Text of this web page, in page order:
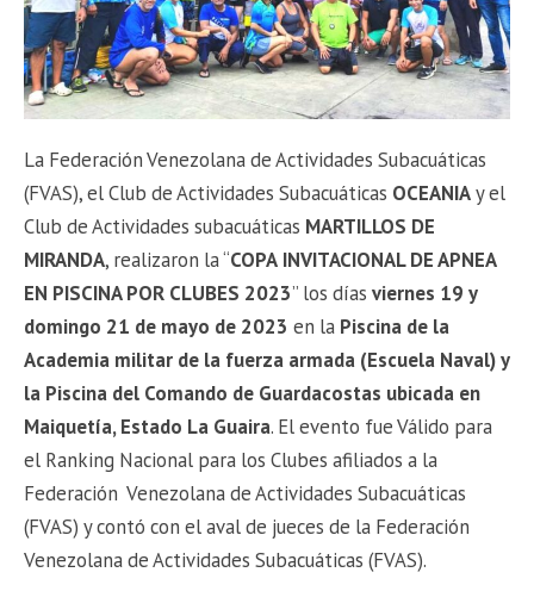
La Federación Venezolana de Actividades Subacuáticas
(FVAS), el Club de Actividades Subacuáticas OCEANIAy el
Club de Actividades subacuáticas MARTILLOS DE
MIRANDA, realizaron la “COPA INVITACIONALDEAPNEA
EN PISCINAPOR CLUBES 2023” los díasviernes 19 y
domingo 21 de mayo de 2023 en la Piscina de la
Academia militar de la fuerza armada (Escuela Naval) y
la Piscina del Comando de Guardacostas ubicada en
Maiquetía,Estado La Guaira. El evento fue Válido para
el Ranking Nacional para los Clubes afiliados a la
Federación Venezolana de Actividades Subacuáticas
(FVAS) y contó con el aval de jueces de la Federación
Venezolana de Actividades Subacuáticas (FVAS).